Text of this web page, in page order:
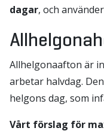
dagar, och
Allhelgonaafton är
arbetar halvdag.
helgons dag, som
Vårt förslag för